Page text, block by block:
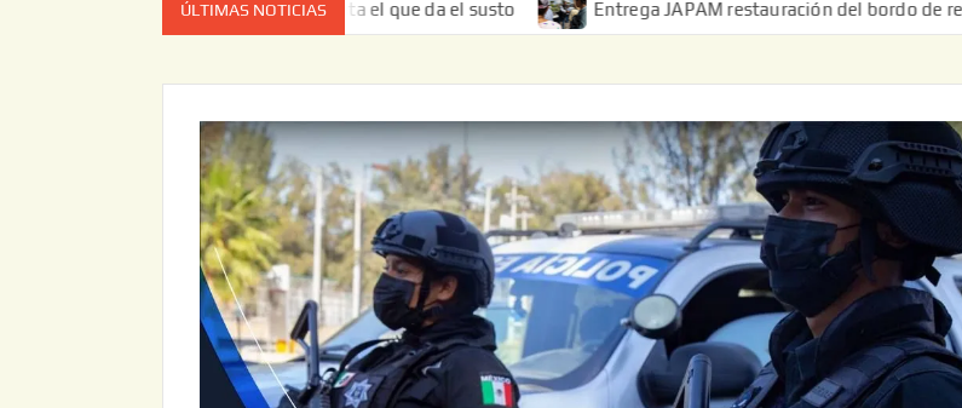
ÚLTIMAS NOTICIAS
no es el estado de cuenta el que da el susto Entrega JAPAM restauración del bordo de regulación en